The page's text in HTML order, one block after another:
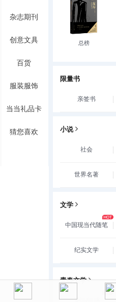
杂志期刊
创意文具
百货
服装服饰
当当礼品卡
猜您喜欢
总榜
限量书
亲签书
小说
社会
世界名著
文学
中国现当代随笔
纪实文学
青春文学